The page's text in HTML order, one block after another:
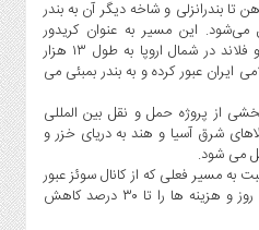
بندرانزلی و شاخه دیگر آن به بندر
این مسیر به عنوان کریدور
سراسری ریلی – دریایی از روسیه و فلاند در شمال اروپا به طول ۱۳ هزار
ایران عبور کرده و به بندر بمبئی می
از پروژه حمل و نقل بین المللی
شرق آسیا و هند به دریای خزر و
می شود.
به مسیر فعلی که از کانال سوئز عبور
می کند مدت زمان ۴۵ روز را به ۲۵ روز و هزینه ها را تا ۳۰ درصد کاهش